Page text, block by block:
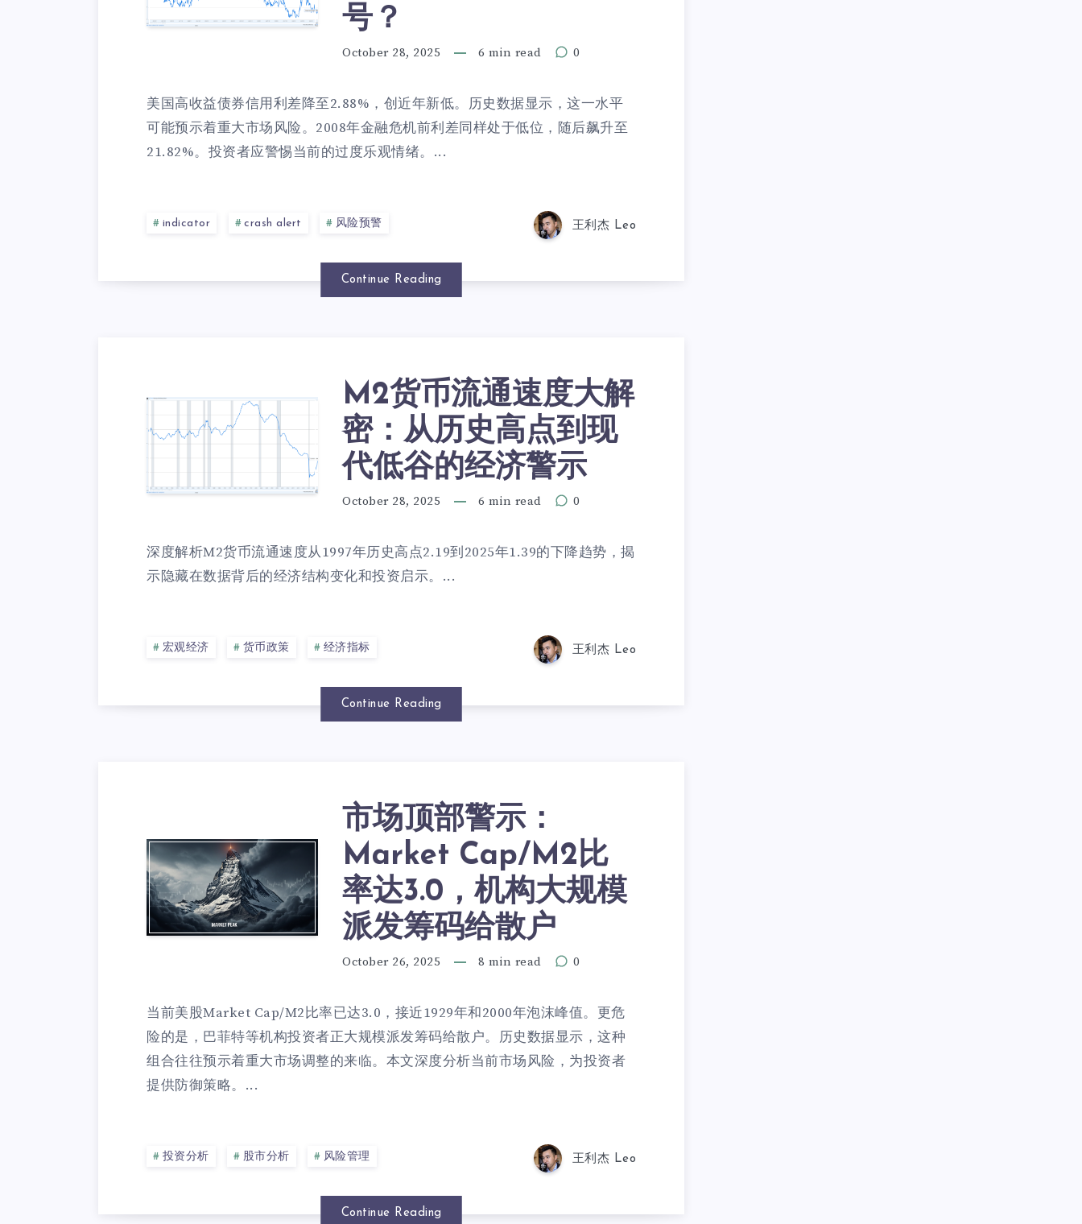
号？
October 28, 2025 6 min read 0
美国高收益债券信用利差降至2.88%，创近年新低。历史数据显示，这一水平
可能预示着重大市场风险。2008年金融危机前利差同样处于低位，随后飙升至
21.82%。投资者应警惕当前的过度乐观情绪。...
indicator crash alert 风险预警 王利杰 Leo
Continue Reading
M2货币流通速度大解
密：从历史高点到现
代低谷的经济警示
October 28, 2025 6 min read 0
深度解析M2货币流通速度从1997年历史高点2.19到2025年1.39的下降趋势，揭
示隐藏在数据背后的经济结构变化和投资启示。...
宏观经济 货币政策 经济指标 王利杰 Leo
Continue Reading
市场顶部警示：
Market Cap/M2比
率达3.0，机构大规模
派发筹码给散户
October 26, 2025 8 min read 0
当前美股Market Cap/M2比率已达3.0，接近1929年和2000年泡沫峰值。更危
险的是，巴菲特等机构投资者正大规模派发筹码给散户。历史数据显示，这种
组合往往预示着重大市场调整的来临。本文深度分析当前市场风险，为投资者
提供防御策略。...
投资分析 股市分析 风险管理 王利杰 Leo
Continue Reading